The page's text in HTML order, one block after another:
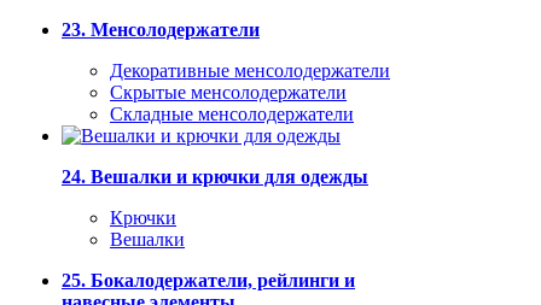
23. Менсолодержатели
Декоративные менсолодержатели
Скрытые менсолодержатели
Складные менсолодержатели
24. Вешалки и крючки для одежды
Крючки
Вешалки
25. Бокалодержатели, рейлинги и